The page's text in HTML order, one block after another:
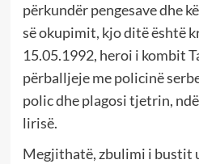
përkundër pengesave dhe
së okupimit, kjo ditë është
15.05.1992, heroi i kombit
përballjeje me policinë
polic dhe plagosi tjetrin,
lirisë.
Megjithatë, zbulimi i bustit